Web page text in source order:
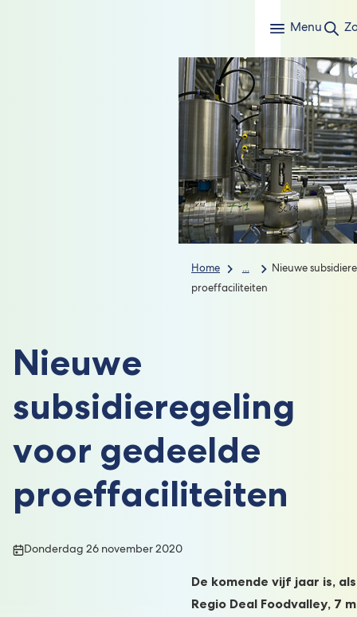
Menu
Home ...
Nieuwe
proeffaciliteiten
Nieuwe
subsidieregeling
voor gedeelde
proeffaciliteiten
Publicatiedatum:
Donderdag 26 november 2020
De komende vijf jaar is,
Regio Deal Foodvalley, 7